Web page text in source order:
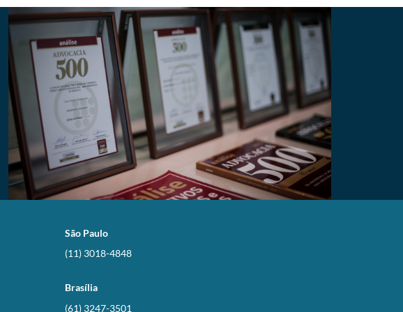
São Paulo
(11) 3018-4848
Brasília
(61) 3247-3501